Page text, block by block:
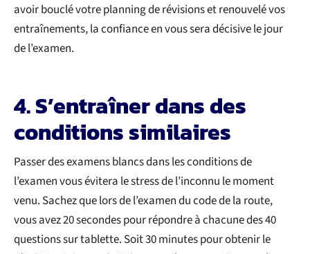
avoir bouclé votre planning de révisions et renouvelé vos
entraînements, la confiance en vous sera décisive le jour
de l’examen.
4. S’entraîner dans des
conditions similaires
Passer des examens blancs dans les conditions de
l’examen vous évitera le stress de l’inconnu le moment
venu. Sachez que lors de l’examen du code de la route,
vous avez 20 secondes pour répondre à chacune des 40
questions sur tablette. Soit 30 minutes pour obtenir le